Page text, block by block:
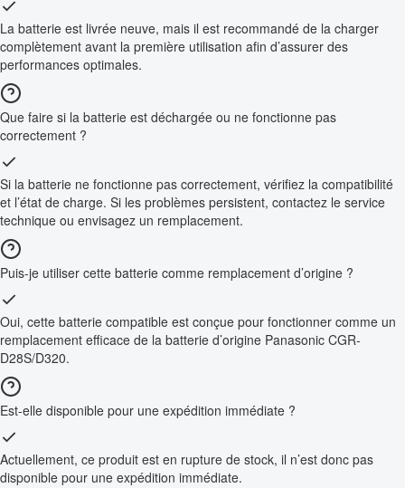
La batterie est livrée neuve, mais il est recommandé de la charger
complètement avant la première utilisation afin d’assurer des
performances optimales.
Que faire si la batterie est déchargée ou ne fonctionne pas
correctement ?
Si la batterie ne fonctionne pas correctement, vérifiez la compatibilité
et l’état de charge. Si les problèmes persistent, contactez le service
technique ou envisagez un remplacement.
Puis-je utiliser cette batterie comme remplacement d’origine ?
Oui, cette batterie compatible est conçue pour fonctionner comme un
remplacement efficace de la batterie d’origine Panasonic CGR-
D28S/D320.
Est-elle disponible pour une expédition immédiate ?
Actuellement, ce produit est en rupture de stock, il n’est donc pas
disponible pour une expédition immédiate.